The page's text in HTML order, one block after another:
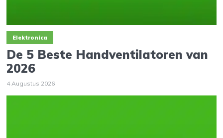
Elektronica
De 5 Beste Handventilatoren van
2026
4 Augustus 2026